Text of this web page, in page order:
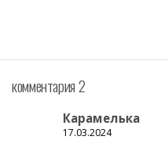
комментария 2
Карамелька
17.03.2024